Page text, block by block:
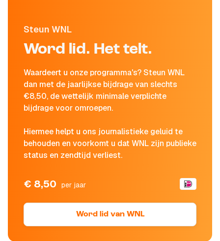
Steun WNL
Word lid. Het telt.
Waardeert u onze programma's? Steun WNL
dan met de jaarlijkse bijdrage van slechts
€8,50, de wettelijk minimale verplichte
bijdrage voor omroepen.
Hiermee helpt u ons journalistieke geluid te
behouden en voorkomt u dat WNL zijn publieke
status en zendtijd verliest.
€ 8,50 per jaar
Word lid van WNL